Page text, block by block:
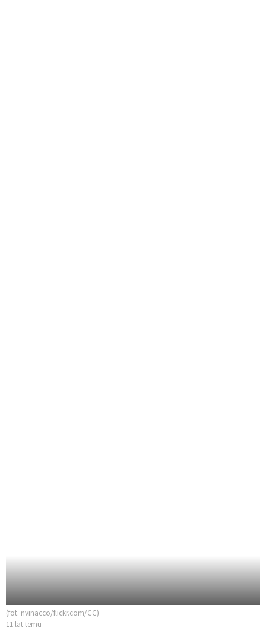
(fot. nvinacco/flickr.com/CC)
11 lat temu